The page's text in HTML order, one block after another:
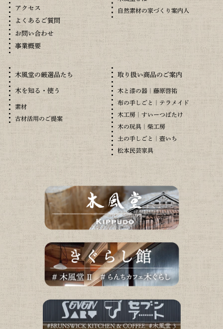
アクセス
よくあるご質問
お問い合わせ
事業概要
自然素材の家づくり案内人
木風堂の厳選品たち
木を知る・使う
素材
古材活用のご提案
取り扱い商品のご案内
木と漆の器｜藤原啓祐
布の手しごと｜テラメイド
木工房｜すいーつばたけ
木の玩具｜柴工房
土の手しごと｜壺いち
松本民芸家具